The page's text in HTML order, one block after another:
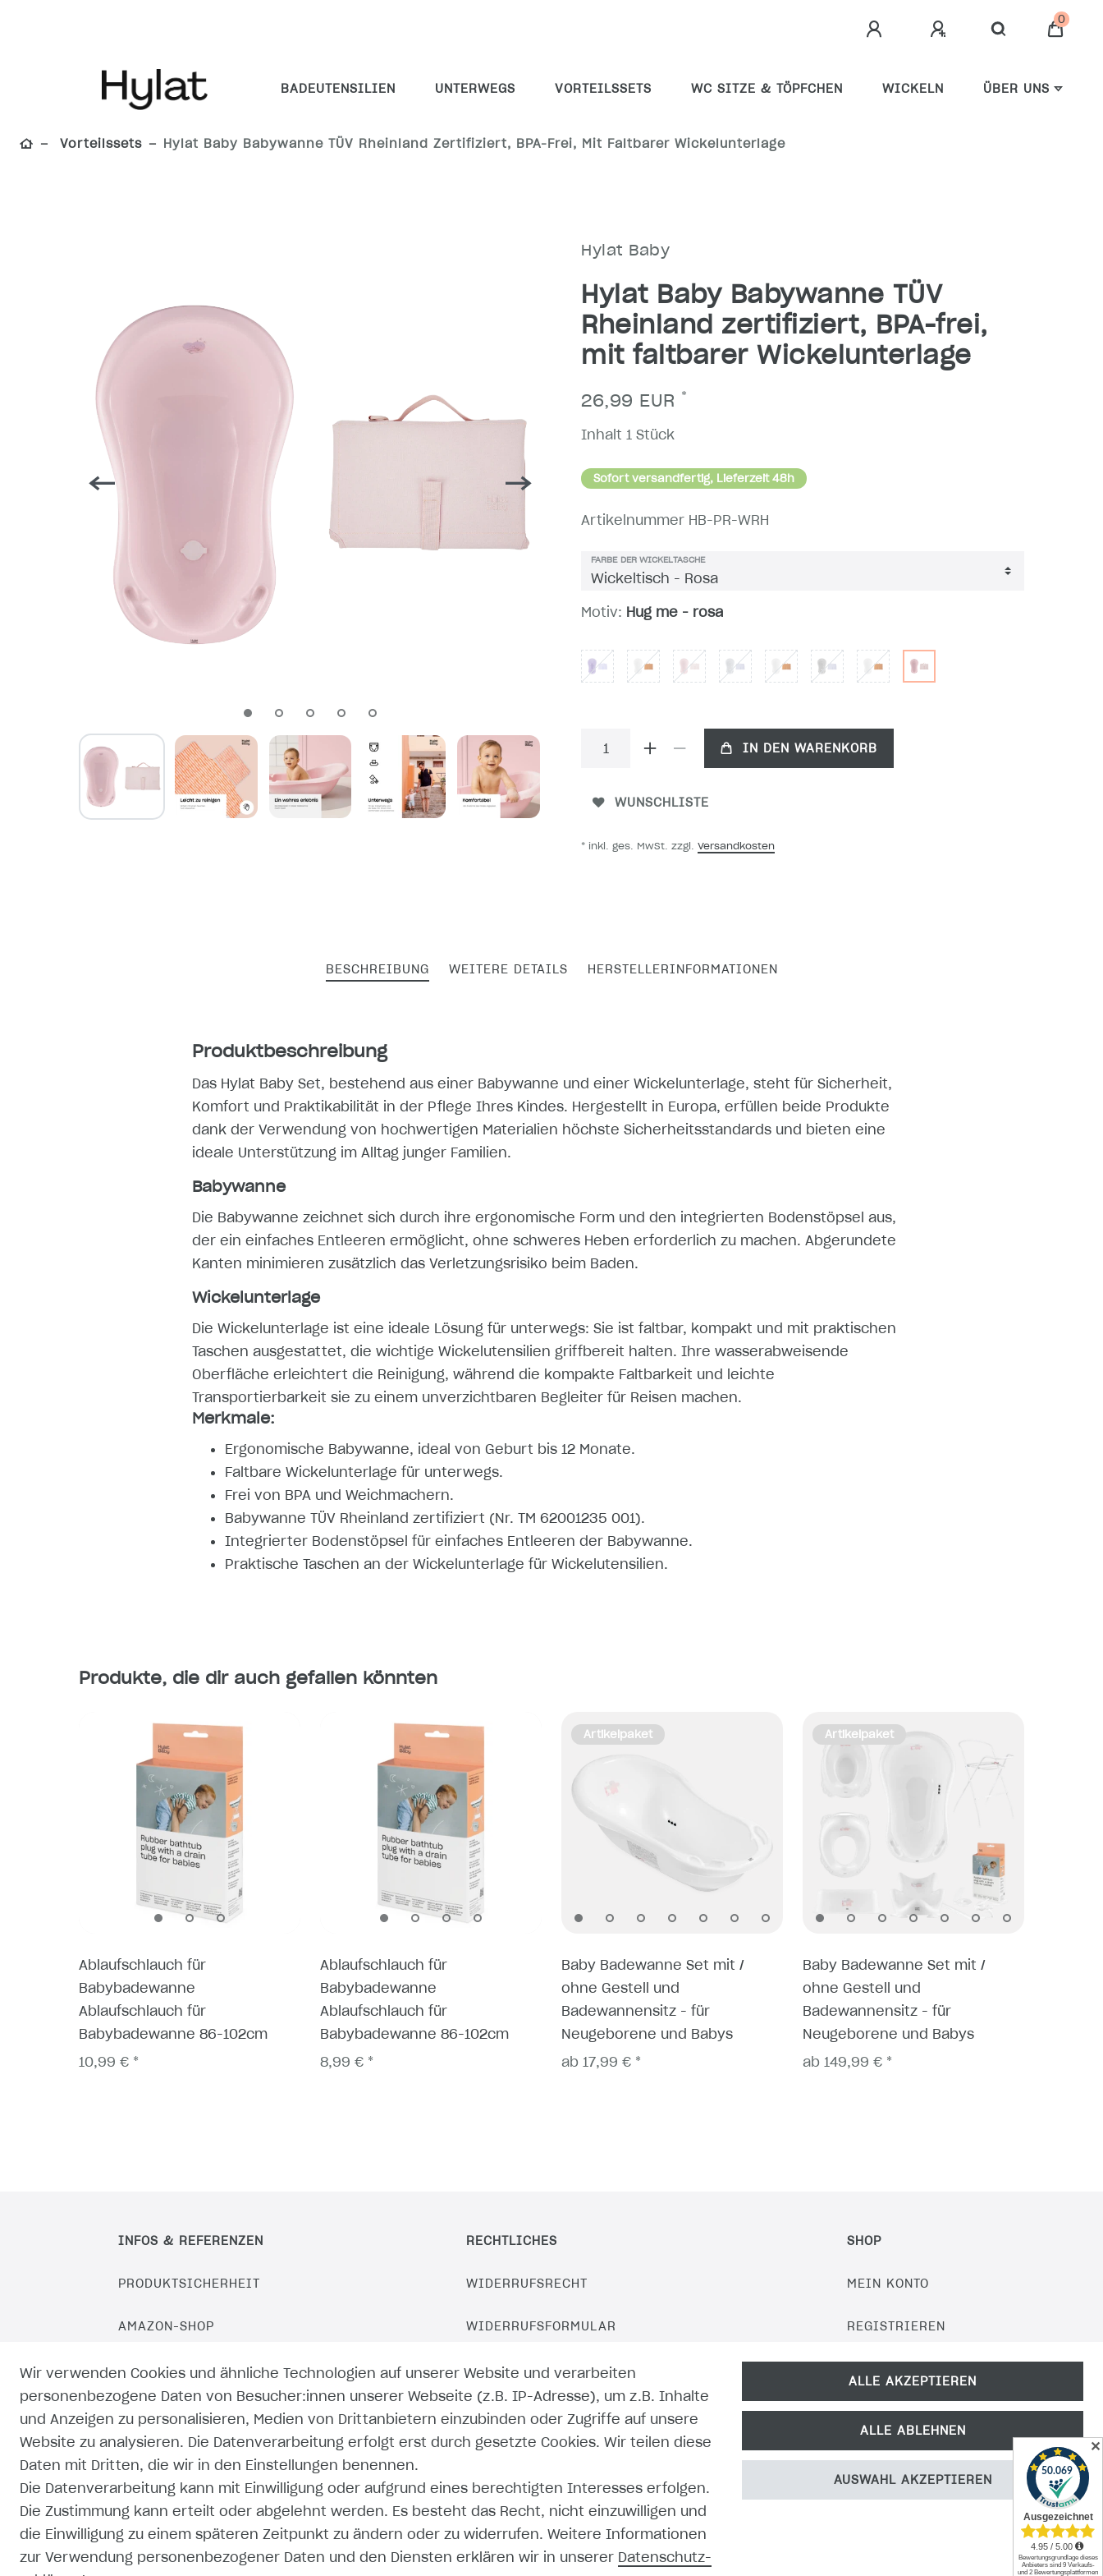
0
BADEUTENSILIEN UNTERWEGS VORTEILSSETS WC SITZE & TÖPFCHEN WICKELN ÜBER UNS
Vorteilssets Hylat Baby Babywanne TÜV Rheinland Zertifiziert, BPA-Frei, Mit Faltbarer Wickelunterlage
Hylat Baby
Hylat Baby Babywanne TÜV
Rheinland zertifiziert, BPA-frei,
mit faltbarer Wickelunterlage
26,99 EUR *
Inhalt 1 Stück
Sofort versandfertig, Lieferzeit 48h
Artikelnummer HB-PR-WRH
FARBE DER WICKELTASCHE
Motiv: Hug me - rosa
IN DEN WARENKORB
WUNSCHLISTE
* inkl. ges. MwSt. zzgl. Versandkosten
BESCHREIBUNG WEITERE DETAILS HERSTELLERINFORMATIONEN
Produktbeschreibung
Das Hylat Baby Set, bestehend aus einer Babywanne und einer Wickelunterlage, steht für Sicherheit,
Komfort und Praktikabilität in der Pflege Ihres Kindes. Hergestellt in Europa, erfüllen beide Produkte
dank der Verwendung von hochwertigen Materialien höchste Sicherheitsstandards und bieten eine
ideale Unterstützung im Alltag junger Familien.
Babywanne
Die Babywanne zeichnet sich durch ihre ergonomische Form und den integrierten Bodenstöpsel aus,
der ein einfaches Entleeren ermöglicht, ohne schweres Heben erforderlich zu machen. Abgerundete
Kanten minimieren zusätzlich das Verletzungsrisiko beim Baden.
Wickelunterlage
Die Wickelunterlage ist eine ideale Lösung für unterwegs: Sie ist faltbar, kompakt und mit praktischen
Taschen ausgestattet, die wichtige Wickelutensilien griffbereit halten. Ihre wasserabweisende
Oberfläche erleichtert die Reinigung, während die kompakte Faltbarkeit und leichte
Transportierbarkeit sie zu einem unverzichtbaren Begleiter für Reisen machen.
Merkmale:
Ergonomische Babywanne, ideal von Geburt bis 12 Monate.
Faltbare Wickelunterlage für unterwegs.
Frei von BPA und Weichmachern.
Babywanne TÜV Rheinland zertifiziert (Nr. TM 62001235 001).
Integrierter Bodenstöpsel für einfaches Entleeren der Babywanne.
Praktische Taschen an der Wickelunterlage für Wickelutensilien.
Produkte, die dir auch gefallen könnten
Ablaufschlauch für
Babybadewanne
Ablaufschlauch für
Babybadewanne 86-102cm
10,99 € *
Ablaufschlauch für
Babybadewanne
Ablaufschlauch für
Babybadewanne 86-102cm
8,99 € *
Artikelpaket
Baby Badewanne Set mit /
ohne Gestell und
Badewannensitz - für
Neugeborene und Babys
ab 17,99 € *
Artikelpaket
Baby Badewanne Set mit /
ohne Gestell und
Badewannensitz - für
Neugeborene und Babys
ab 149,99 € *
INFOS & REFERENZEN
PRODUKTSICHERHEIT
AMAZON-SHOP
EBAY-SHOP
KAUFLAND-SHOP
RECHTLICHES
WIDERRUFSRECHT
WIDERRUFSFORMULAR
IMPRESSUM
DATENSCHUTZERKLÄRUNG
AGB
ZAHLUNG UND VERSAND
SHOP
MEIN KONTO
REGISTRIEREN
PRODUKTKATALOG
MEDIEN-DOWNLOAD
Wir verwenden Cookies und ähnliche Technologien auf unserer Website und verarbeiten
personenbezogene Daten von Besucher:innen unserer Webseite (z.B. IP-Adresse), um z.B. Inhalte
und Anzeigen zu personalisieren, Medien von Drittanbietern einzubinden oder Zugriffe auf unsere
Website zu analysieren. Die Datenverarbeitung erfolgt erst durch gesetzte Cookies. Wir teilen diese
Daten mit Dritten, die wir in den Einstellungen benennen.
Die Datenverarbeitung kann mit Einwilligung oder aufgrund eines berechtigten Interesses erfolgen.
Die Zustimmung kann erteilt oder abgelehnt werden. Es besteht das Recht, nicht einzuwilligen und
die Einwilligung zu einem späteren Zeitpunkt zu ändern oder zu widerrufen. Weitere Informationen
zur Verwendung personenbezogener Daten und den Diensten erklären wir in unserer Daten­schutz­
ALLE AKZEPTIEREN
ALLE ABLEHNEN
AUSWAHL AKZEPTIEREN
✕